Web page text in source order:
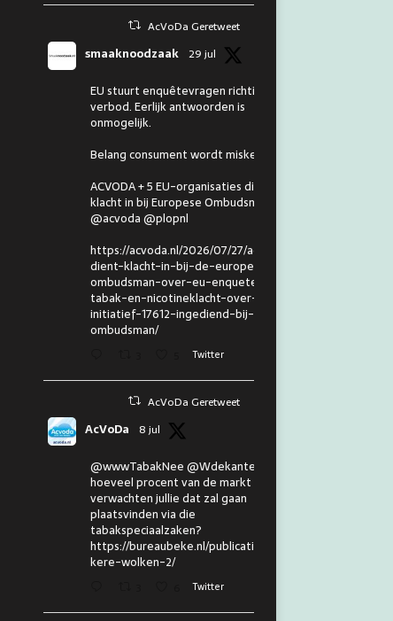
AcVoDa Geretweet
smaaknoodzaak 29 jul
EU stuurt enquêtevragen richting
verbod. Eerlijk antwoorden is
onmogelijk.
Belang consument wordt miskend.
ACVODA + 5 EU-organisaties dienen
klacht in bij Europese Ombudsman.
@acvoda @plopnl
https://acvoda.nl/2026/07/27/acvoda-
dient-klacht-in-bij-de-europese-
ombudsman-over-eu-enquete-
tabak-en-nicotineklacht-over-eu-
initiatief-17612-ingediend-bij-de-
ombudsman/
Twitter
AcVoDa Geretweet
AcVoDa 8 jul
@wwwTabakNee @Wdekanter En
hoeveel procent van de markt
verwachten jullie dat zal gaan
plaatsvinden via die
tabakspeciaalzaken?
https://bureaubeke.nl/publicaties/don
kere-wolken-2/
Twitter